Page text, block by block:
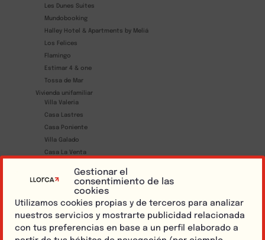
Gestionar el
consentimiento de las
cookies
Utilizamos cookies propias y de terceros para analizar
nuestros servicios y mostrarte publicidad relacionada
con tus preferencias en base a un perfil elaborado a
Les Dunes Suites
Mundobooking
Halley Hotel & Apartments by Meliá
Los Felices
Flamingo
Estimar 4 & one
Tossa de Mar
Vivienda unifamiliar
Villa Valeria
Casa Lastres
Casa Poniente
Villa Galado
Casa La Venta
Casa La Finca
Villa Antonia
Villa Antonia II
Casa Virgilio
Villa Mar